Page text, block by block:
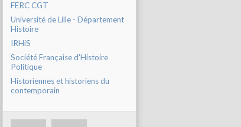
FERC CGT
Université de Lille - Département
Histoire
IRHiS
Société Française d'Histoire
Politique
Historiennes et historiens du
contemporain